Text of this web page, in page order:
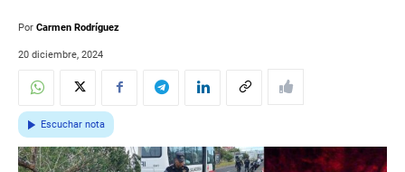
Por Carmen Rodríguez
20 diciembre, 2024
Escuchar nota